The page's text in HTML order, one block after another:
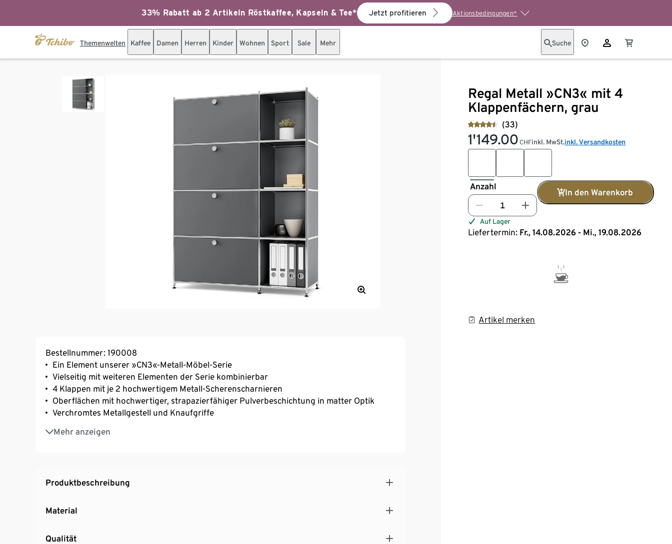
33% Rabatt ab 2 Artikeln Röstkaffee, Kapseln & Tee* Jetzt profitieren Aktionsbedingungen*
Themenwelten Kaffee Damen Herren Kinder Wohnen Sport Sale Mehr Suche
Regal Metall »CN3« mit 4
Klappenfächern, grau
(33)
1'149.00 CHFinkl. MwSt.inkl. Versandkosten
Anzahl
In den Warenkorb
Auf Lager
Liefertermin: Fr., 14.08.2026 - Mi., 19.08.2026
Artikel merken
Bestellnummer: 190008
Ein Element unserer »CN3«-Metall-Möbel-Serie
Vielseitig mit weiteren Elementen der Serie kombinierbar
4 Klappen mit je 2 hochwertigem Metall-Scherenscharnieren
Oberflächen mit hochwertiger, strapazierfähiger Pulverbeschichtung in matter Optik
Verchromtes Metallgestell und Knaufgriffe
Mehr anzeigen
Mit höhenverstellbaren Kunststofffüssen für einen festen Stand auch auf unebenen
Flächen
Produktbeschreibung
Material
Qualität